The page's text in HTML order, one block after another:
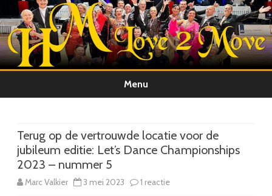
Menu
de
inhoud
Terug op de vertrouwde locatie voor de
jubileum editie: Let’s Dance Championships
2023 – nummer 5
Marc Valkier 3 mei 2023 1 reactieop